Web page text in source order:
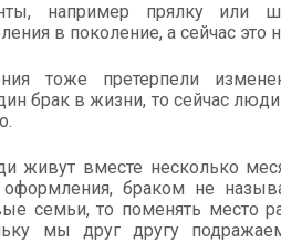
например прялку или
в поколение, а сейчас это
тоже претерпели
брак в жизни, то сейчас
живут вместе несколько
браком не
семьи, то поменять место
мы друг другу